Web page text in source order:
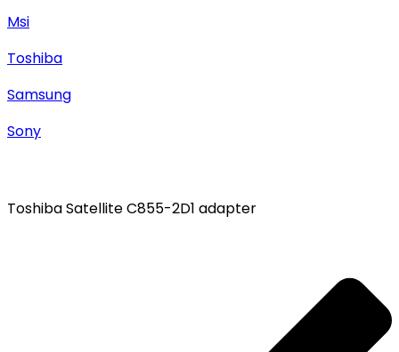
Msi
Toshiba
Samsung
Sony
Toshiba Satellite C855-2D1 adapter